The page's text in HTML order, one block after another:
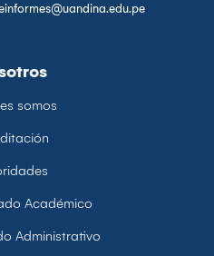
somos
Académico
Administrativo